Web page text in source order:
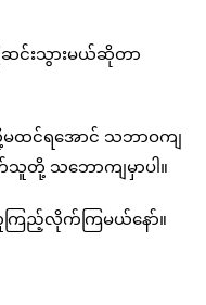
င်းသွားမယ်ဆိုတာ
ထင်ရအောင် သဘာဝကျ
တို့ သဘောကျမှာပါ။
ြည့်လိုက်ကြမယ်နော်။